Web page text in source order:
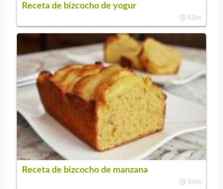
Receta de bizcocho de yogur
45m
Receta de bizcocho de manzana
54m